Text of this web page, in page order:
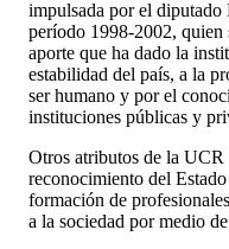
impulsada por el diputado
período 1998-2002, quien
aporte que ha dado la
estabilidad del país, a la
ser humano y por el
instituciones públicas y
Otros atributos de la
reconocimiento del
formación de
a la sociedad por medio